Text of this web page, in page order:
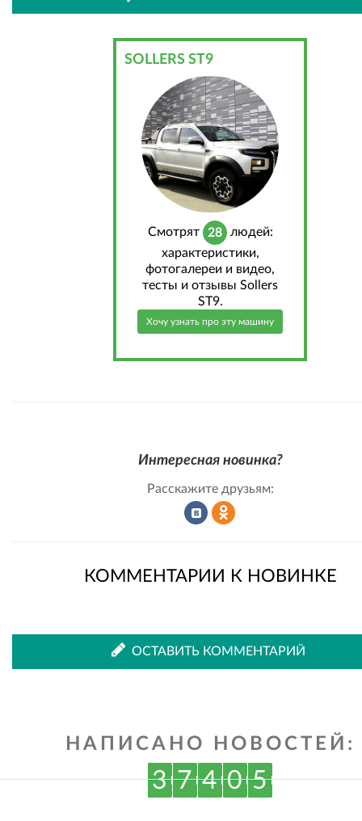
SOLLERS ST9
Cмотрят 28 людей:
характеристики,
фотогалереи и видео,
тесты и отзывы Sollers
ST9.
Хочу узнать про эту машину
Интересная новинка?
Расскажите друзьям:
КОММЕНТАРИИ К НОВИНКЕ
ОСТАВИТЬ КОММЕНТАРИЙ
НАПИСАНО НОВОСТЕЙ:
3 7 4 0 5